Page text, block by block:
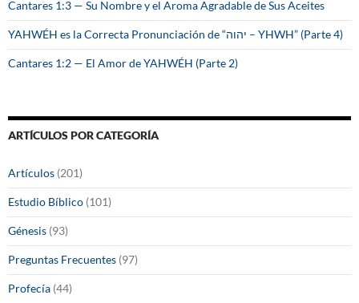
Cantares 1:3 — Su Nombre y el Aroma Agradable de Sus Aceites
YAHWÉH es la Correcta Pronunciación de “יהוה – YHWH” (Parte 4)
Cantares 1:2 — El Amor de YAHWÉH (Parte 2)
ARTÍCULOS POR CATEGORÍA
Artículos (201)
Estudio Bíblico (101)
Génesis (93)
Preguntas Frecuentes (97)
Profecía (44)